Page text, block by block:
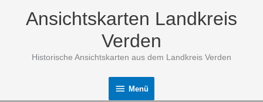
Ansichtskarten Landkreis
Verden
Historische Ansichtskarten aus dem Landkreis Verden
Menü
Menü